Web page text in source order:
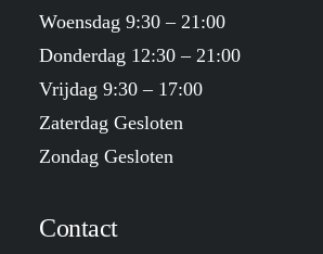
Woensdag 9:30 – 21:00
Donderdag 12:30 – 21:00
Vrijdag 9:30 – 17:00
Zaterdag Gesloten
Zondag Gesloten
Contact